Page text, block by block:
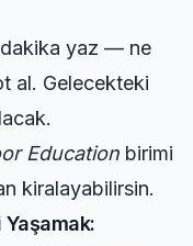
dakika yaz — ne
al. Gelecekteki
Education birimi
kiralayabilirsin.